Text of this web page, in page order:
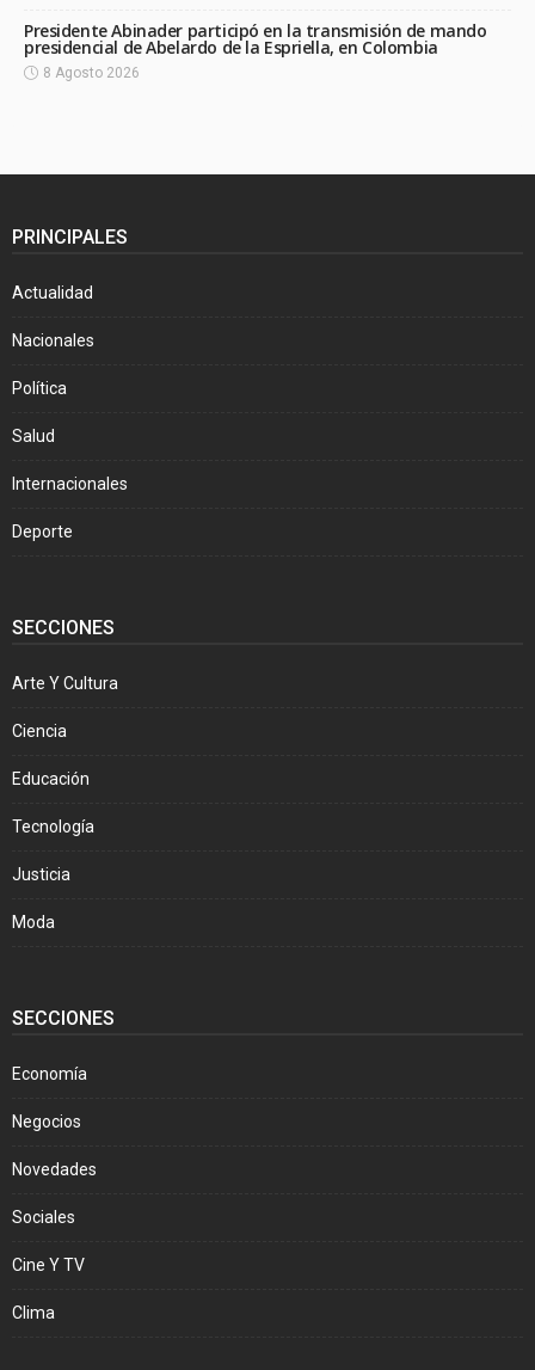
Presidente Abinader participó en la transmisión de mando
presidencial de Abelardo de la Espriella, en Colombia
8 Agosto 2026
PRINCIPALES
Actualidad
Nacionales
Política
Salud
Internacionales
Deporte
SECCIONES
Arte Y Cultura
Ciencia
Educación
Tecnología
Justicia
Moda
SECCIONES
Economía
Negocios
Novedades
Sociales
Cine Y TV
Clima